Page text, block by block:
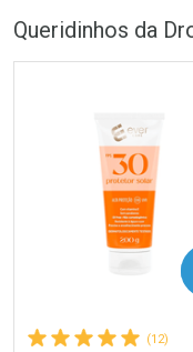
Queridinhos da
(12)
COMPRAR